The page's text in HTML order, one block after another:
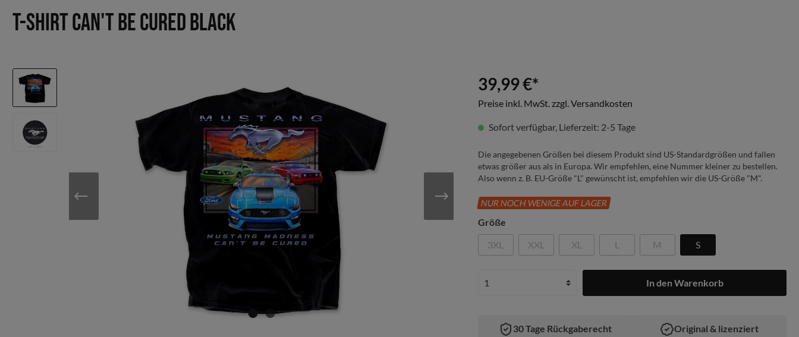
Kissen
Hemden & Polos
Sonnenbrillen, Socken,
Handtücher & mehr
T-Shirt Can't be cured Black
39,99 €*
Preise inkl. MwSt. zzgl. Versandkosten
Sofort verfügbar, Lieferzeit: 2-5 Tage
Die angegebenen Größen bei diesem Produkt sind US-Standardgrößen und fallen
etwas größer aus als in Europa. Wir empfehlen, eine Nummer kleiner zu bestellen.
Also wenn z. B. EU-Größe "L" gewünscht ist, empfehlen wir die US-Größe "M".
NUR NOCH WENIGE AUF LAGER
Größe
3XL
XXL XL L M S
In den Warenkorb
30 Tage Rückgaberecht Original & lizenziert